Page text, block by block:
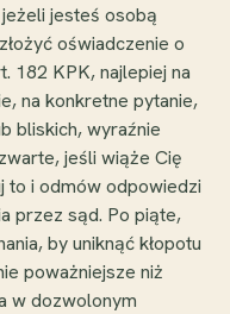
jesteś osobą
oświadczenie o
182 KPK, najlepiej na
na konkretne pytanie,
bliskich, wyraźnie
jeśli wiąże Cię
to i odmów odpowiedzi
przez sąd. Po piąte,
by uniknąć kłopotu
poważniejsze niż
w dozwolonym